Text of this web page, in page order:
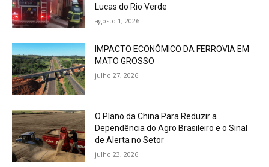
Lucas do Rio Verde
agosto 1, 2026
IMPACTO ECONÔMICO DA FERROVIA EM
MATO GROSSO
julho 27, 2026
O Plano da China Para Reduzir a
Dependência do Agro Brasileiro e o Sinal
de Alerta no Setor
julho 23, 2026